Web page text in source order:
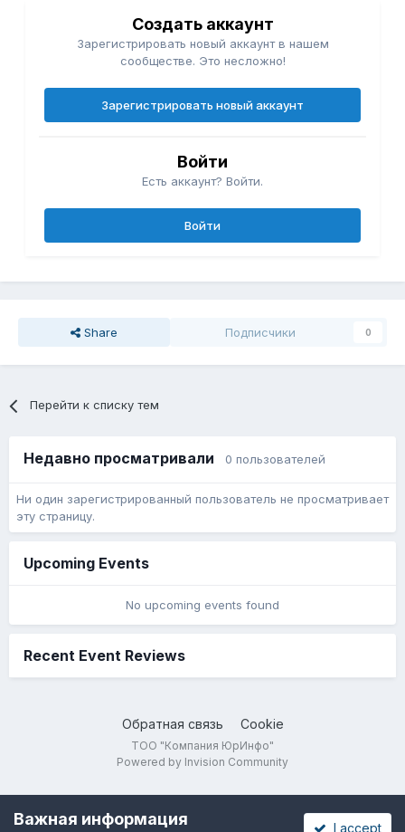
Создать аккаунт
Зарегистрировать новый аккаунт в нашем
сообществе. Это несложно!
Зарегистрировать новый аккаунт
Войти
Есть аккаунт? Войти.
Войти
Share Подписчики 0
Перейти к списку тем
Недавно просматривали 0 пользователей
Ни один зарегистрированный пользователь не просматривает
эту страницу.
Upcoming Events
No upcoming events found
Recent Event Reviews
Обратная связь Cookie
ТОО "Компания ЮрИнфо"
Powered by Invision Community
Важная информация I accept